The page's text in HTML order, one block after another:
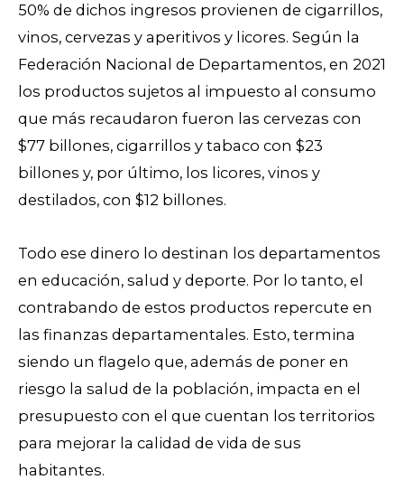
50% de dichos ingresos provienen de cigarrillos,
vinos, cervezas y aperitivos y licores. Según la
Federación Nacional de Departamentos, en 2021
los productos sujetos al impuesto al consumo
que más recaudaron fueron las cervezas con
$77 billones, cigarrillos y tabaco con $23
billones y, por último, los licores, vinos y
destilados, con $12 billones.
Todo ese dinero lo destinan los departamentos
en educación, salud y deporte. Por lo tanto, el
contrabando de estos productos repercute en
las finanzas departamentales. Esto, termina
siendo un flagelo que, además de poner en
riesgo la salud de la población, impacta en el
presupuesto con el que cuentan los territorios
para mejorar la calidad de vida de sus
habitantes.